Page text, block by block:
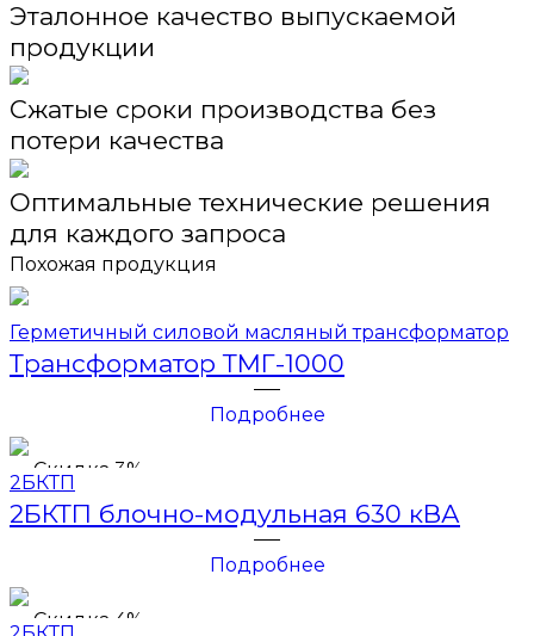
Эталонное качество выпускаемой
продукции
Сжатые сроки производства без
потери качества
Оптимальные технические решения
для каждого запроса
Похожая продукция
Герметичный силовой масляный трансформатор
Трансформатор ТМГ-1000
Подробнее
Скидка 3%
2БКТП
2БКТП блочно-модульная 630 кВА
Подробнее
Скидка 4%